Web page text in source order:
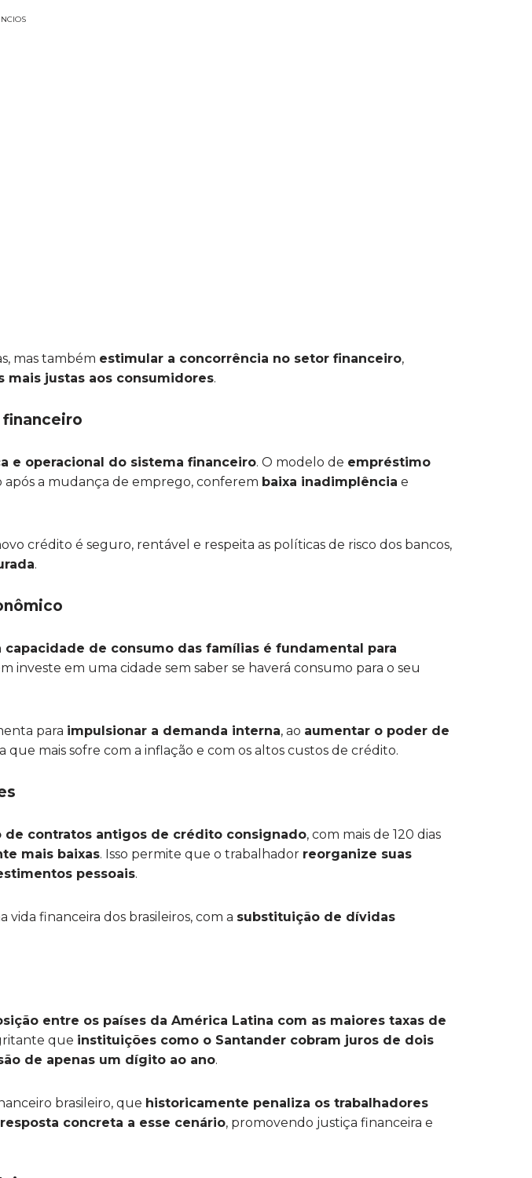
mas também estimular a concorrência no setor financeiro,
mais justas aos consumidores.
financeiro
e operacional do sistema financeiro. O modelo de empréstimo
após a mudança de emprego, conferem baixa inadimplência e
crédito é seguro, rentável e respeita as políticas de risco dos bancos,
.
capacidade de consumo das famílias é fundamental para
investe em uma cidade sem saber se haverá consumo para o seu
para impulsionar a demanda interna, ao aumentar o poder de
que mais sofre com a inflação e com os altos custos de crédito.
de contratos antigos de crédito consignado, com mais de 120 dias
mais baixas. Isso permite que o trabalhador reorganize suas
pessoais.
financeira dos brasileiros, com a substituição de dívidas
entre os países da América Latina com as maiores taxas de
que instituições como o Santander cobram juros de dois
de apenas um dígito ao ano.
brasileiro, que historicamente penaliza os trabalhadores
concreta a esse cenário, promovendo justiça financeira e